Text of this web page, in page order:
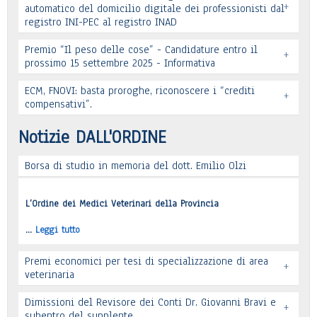
Leggi tutto
automatico del domicilio digitale dei professionisti dal
registro INI-PEC al registro INAD
+
Leggi tutto
Premio “Il peso delle cose” - Candidature entro il
prossimo 15 settembre 2025 - Informativa
+
Premio “Il peso delle cose” - Candidature
… Leggi tutto
ECM, FNOVI: basta proroghe, riconoscere i “crediti
compensativi”.
+
Leggi tutto
Notizie DALL'ORDINE
Borsa di studio in memoria del dott. Emilio Olzi
L’Ordine dei Medici Veterinari della Provincia
… Leggi tutto
Premi economici per tesi di specializzazione di area
veterinaria
+
Dimissioni del Revisore dei Conti Dr. Giovanni Bravi e +